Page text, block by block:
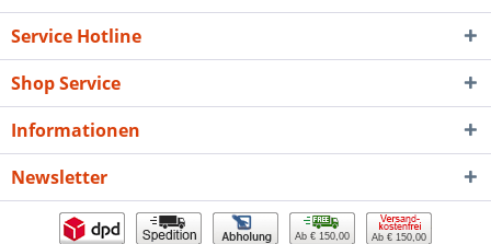
Service Hotline
Shop Service
Informationen
Newsletter
Ab € 150,00 Ab € 150,00